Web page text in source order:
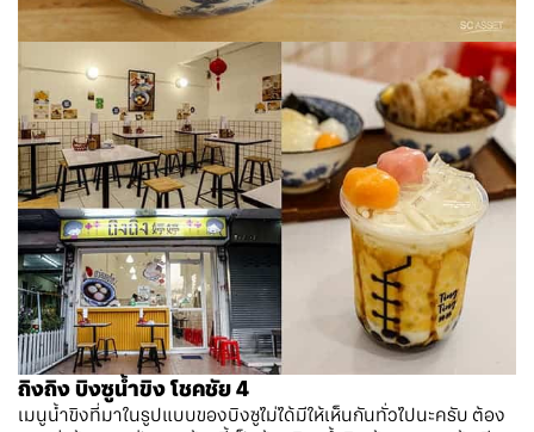
ถิงถิง บิงซูน้ำขิง โชคชัย 4
เมนูน้ำขิงที่มาในรูปแบบของบิงซูไม่ได้มีให้เห็นกันทั่วไปนะครับ ต้อง